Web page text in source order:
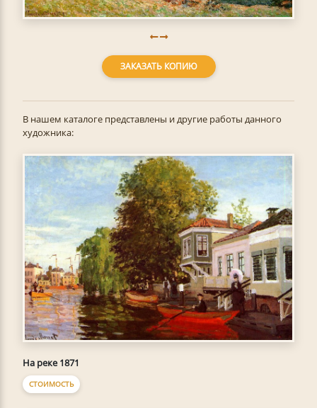
ЗАКАЗАТЬ КОПИЮ
В нашем каталоге представлены и другие работы данного
художника:
На реке 1871
СТОИМОСТЬ